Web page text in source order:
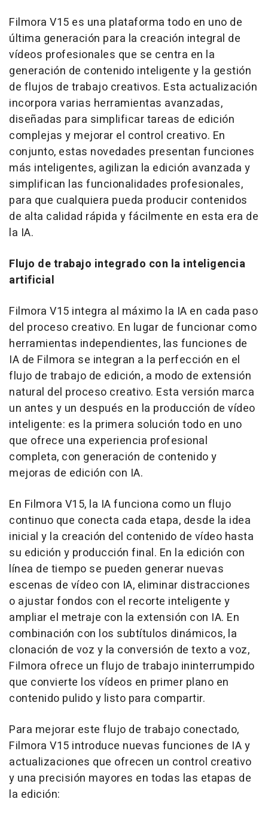
Filmora V15 es una plataforma todo en uno de
última generación para la creación integral de
vídeos profesionales que se centra en la
generación de contenido inteligente y la gestión
de flujos de trabajo creativos. Esta actualización
incorpora varias herramientas avanzadas,
diseñadas para simplificar tareas de edición
complejas y mejorar el control creativo. En
conjunto, estas novedades presentan funciones
más inteligentes, agilizan la edición avanzada y
simplifican las funcionalidades profesionales,
para que cualquiera pueda producir contenidos
de alta calidad rápida y fácilmente en esta era de
la IA.
Flujo de trabajo integrado con la inteligencia
artificial
Filmora V15 integra al máximo la IA en cada paso
del proceso creativo. En lugar de funcionar como
herramientas independientes, las funciones de
IA de Filmora se integran a la perfección en el
flujo de trabajo de edición, a modo de extensión
natural del proceso creativo. Esta versión marca
un antes y un después en la producción de vídeo
inteligente: es la primera solución todo en uno
que ofrece una experiencia profesional
completa, con generación de contenido y
mejoras de edición con IA.
En Filmora V15, la IA funciona como un flujo
continuo que conecta cada etapa, desde la idea
inicial y la creación del contenido de vídeo hasta
su edición y producción final. En la edición con
línea de tiempo se pueden generar nuevas
escenas de vídeo con IA, eliminar distracciones
o ajustar fondos con el recorte inteligente y
ampliar el metraje con la extensión con IA. En
combinación con los subtítulos dinámicos, la
clonación de voz y la conversión de texto a voz,
Filmora ofrece un flujo de trabajo ininterrumpido
que convierte los vídeos en primer plano en
contenido pulido y listo para compartir.
Para mejorar este flujo de trabajo conectado,
Filmora V15 introduce nuevas funciones de IA y
actualizaciones que ofrecen un control creativo
y una precisión mayores en todas las etapas de
la edición: